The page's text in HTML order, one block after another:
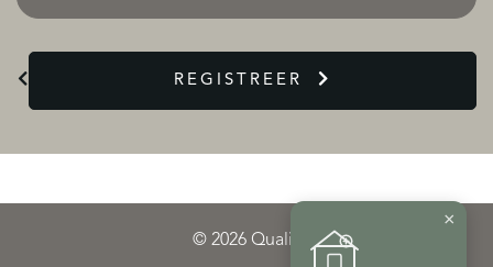
REGISTREER
© 2026 Qualis
×